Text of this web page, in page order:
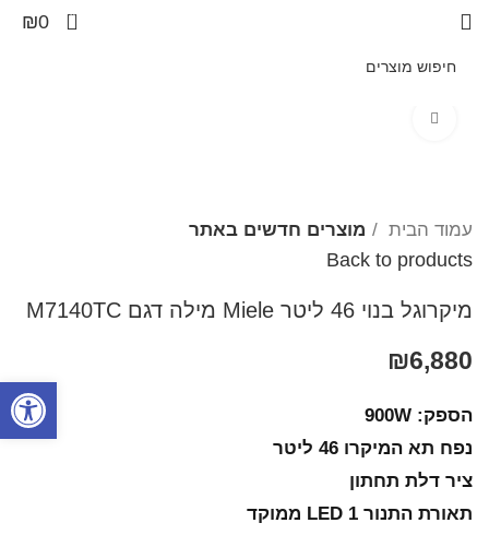
0
₪0
עמוד הבית מוצרים חדשים באתר
Back to products
מיקרוגל בנוי 46 ליטר Miele מילה דגם M7140TC
₪6,880
הספק: 900W
נפח תא המיקרו 46 ליטר
ציר דלת תחתון
תאורת התנור 1 LED ממוקד
פתח